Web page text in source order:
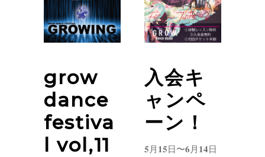
grow
dance
festiva
l vol,11
入会キ
ャンペ
ーン！
𝟓月𝟏𝟓日〜𝟔月𝟏𝟒日